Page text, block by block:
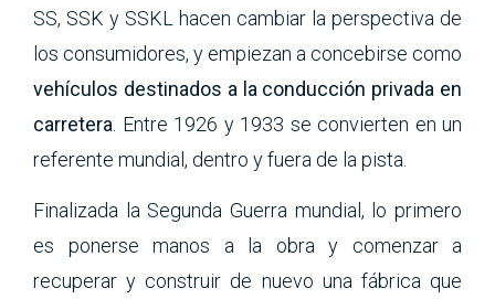
SS, SSK y SSKL hacen cambiar la perspectiva de
los consumidores, y empiezan a concebirse como
vehículos destinados a la conducción privada en
carretera . Entre 1926 y 1933 se convierten en un
referente mundial, dentro y fuera de la pista.
Finalizada la Segunda Guerra mundial, lo primero
es ponerse manos a la obra y comenzar a
recuperar y construir de nuevo una fábrica que